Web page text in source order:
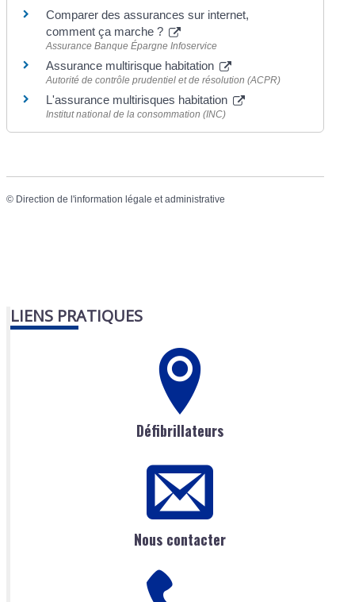
Comparer des assurances sur internet,
comment ça marche ?
Assurance Banque Épargne Infoservice
Assurance multirisque habitation
Autorité de contrôle prudentiel et de résolution (ACPR)
L'assurance multirisques habitation
Institut national de la consommation (INC)
© Direction de l'information légale et administrative
LIENS PRATIQUES
Défibrillateurs
Nous contacter